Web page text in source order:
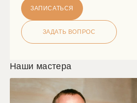
ЗАПИСАТЬСЯ
ЗАДАТЬ ВОПРОС
Наши мастера